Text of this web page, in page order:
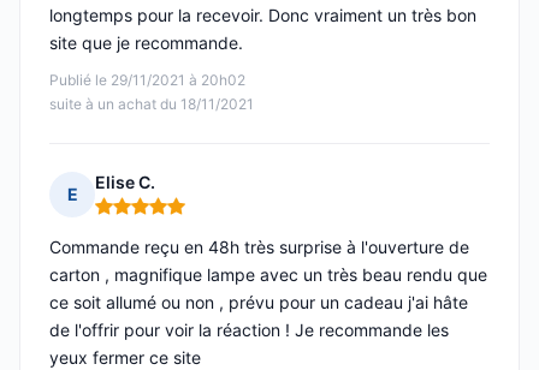
Publié le 29/11/2021 à 20h02
suite à un achat du 18/11/2021
longtemps pour la recevoir. Donc vraiment un très bon
site que je recommande.
E
Elise C.
Note : 5 sur 5
Commande reçu en 48h très surprise à l'ouverture de
carton , magnifique lampe avec un très beau rendu que
ce soit allumé ou non , prévu pour un cadeau j'ai hâte
de l'offrir pour voir la réaction ! Je recommande les
yeux fermer ce site